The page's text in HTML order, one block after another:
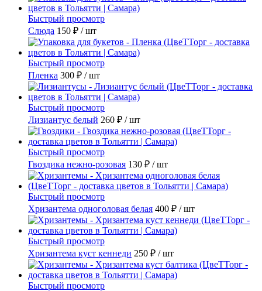
Быстрый просмотр
Слюда 150 ₽ / шт
Быстрый просмотр
Пленка 300 ₽ / шт
Быстрый просмотр
Лизиантус белый 260 ₽ / шт
Быстрый просмотр
Гвоздика нежно-розовая 130 ₽ / шт
Быстрый просмотр
Хризантема одноголовая белая 400 ₽ / шт
Быстрый просмотр
Хризантема куст кеннеди 250 ₽ / шт
Быстрый просмотр